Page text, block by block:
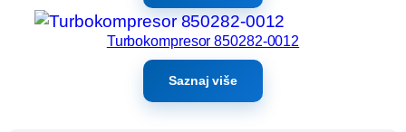
Turbokompresor 850282-0012
Saznaj više